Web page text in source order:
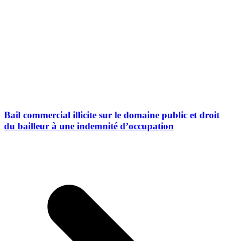
Bail commercial illicite sur le domaine public et droit
du bailleur à une indemnité d’occupation